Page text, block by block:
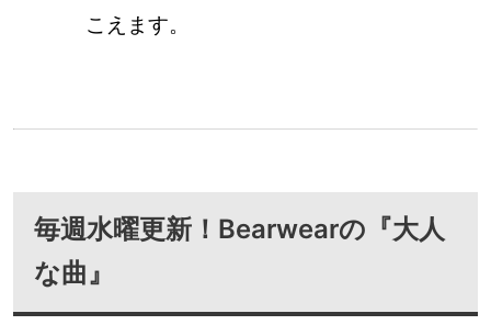
こえます。
毎週水曜更新！Bearwearの『大人
な曲』